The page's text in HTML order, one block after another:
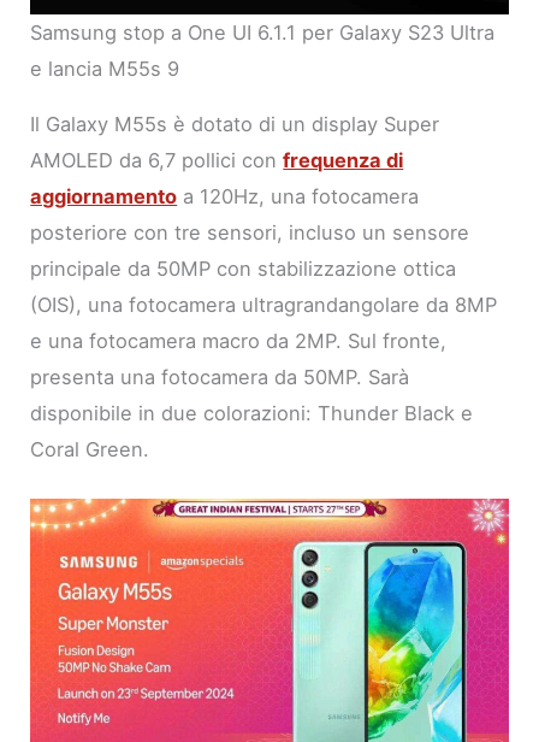
Samsung stop a One UI 6.1.1 per Galaxy S23 Ultra
e lancia M55s 9
Il Galaxy M55s è dotato di un display Super
AMOLED da 6,7 pollici confrequenza di
aggiornamento a 120Hz, una fotocamera
posteriore con tre sensori, incluso un sensore
principale da 50MP con stabilizzazione ottica
(OIS), una fotocamera ultragrandangolare da 8MP
e una fotocamera macro da 2MP. Sul fronte,
presenta una fotocamera da 50MP. Sarà
disponibile in due colorazioni: Thunder Black e
Coral Green.